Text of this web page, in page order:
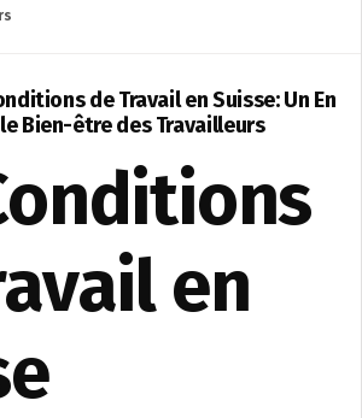
de Travail en Suisse: Un En
Bien-être des Travailleurs
en